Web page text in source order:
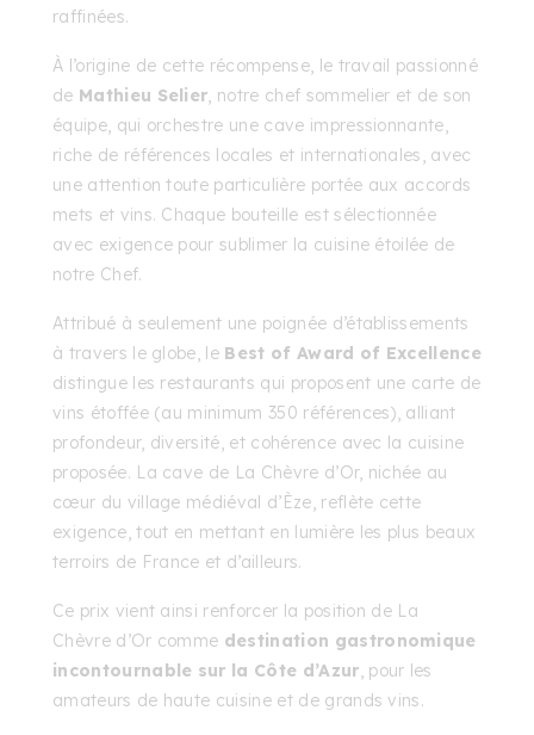
raffinées.
À l’origine de cette récompense, le travail passionné
de Mathieu Selier, notre chef sommelier et de son
équipe, qui orchestre une cave impressionnante,
riche de références locales et internationales, avec
une attention toute particulière portée aux accords
mets et vins. Chaque bouteille est sélectionnée
avec exigence pour sublimer la cuisine étoilée de
notre Chef.
Attribué à seulement une poignée d’établissements
à travers le globe, le Best of Award of Excellence
distingue les restaurants qui proposent une carte de
vins étoffée (au minimum 350 références), alliant
profondeur, diversité, et cohérence avec la cuisine
proposée. La cave de La Chèvre d’Or, nichée au
cœur du village médiéval d’Èze, reflète cette
exigence, tout en mettant en lumière les plus beaux
terroirs de France et d’ailleurs.
Ce prix vient ainsi renforcer la position de La
Chèvre d’Or comme destination gastronomique
incontournable sur la Côte d’Azur, pour les
amateurs de haute cuisine et de grands vins.